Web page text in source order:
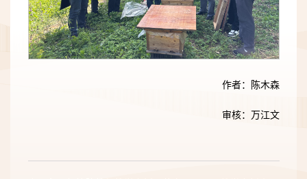
作者：陈木森
审核：万江文